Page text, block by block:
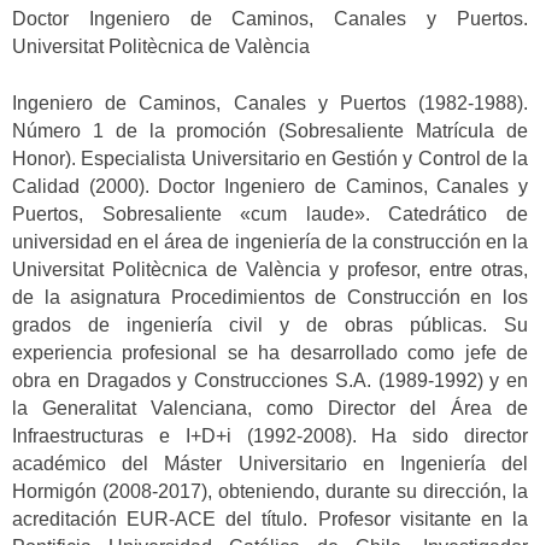
Doctor Ingeniero de Caminos, Canales y Puertos.
Universitat Politècnica de València
Ingeniero de Caminos, Canales y Puertos (1982-1988).
Número 1 de la promoción (Sobresaliente Matrícula de
Honor). Especialista Universitario en Gestión y Control de la
Calidad (2000). Doctor Ingeniero de Caminos, Canales y
Puertos, Sobresaliente «cum laude». Catedrático de
universidad en el área de ingeniería de la construcción en la
Universitat Politècnica de València y profesor, entre otras,
de la asignatura Procedimientos de Construcción en los
grados de ingeniería civil y de obras públicas. Su
experiencia profesional se ha desarrollado como jefe de
obra en Dragados y Construcciones S.A. (1989-1992) y en
la Generalitat Valenciana, como Director del Área de
Infraestructuras e I+D+i (1992-2008). Ha sido director
académico del Máster Universitario en Ingeniería del
Hormigón (2008-2017), obteniendo, durante su dirección, la
acreditación EUR-ACE del título. Profesor visitante en la